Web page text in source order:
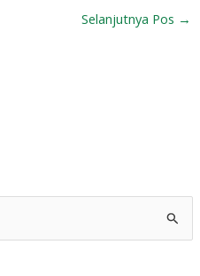
Selanjutnya Pos →